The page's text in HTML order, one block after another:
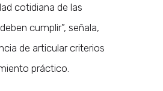
cotidiana de las
cumplir”, señala,
de articular criterios
práctico.